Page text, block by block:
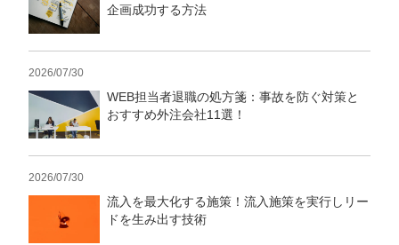
企画成功する方法
2026/07/30
WEB担当者退職の処方箋：事故を防ぐ対策と
おすすめ外注会社11選！
2026/07/30
流入を最大化する施策！流入施策を実行しリー
ドを生み出す技術